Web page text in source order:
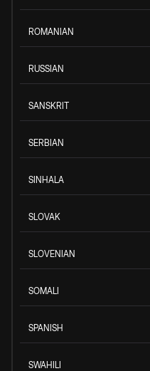
ROMANIAN
RUSSIAN
SANSKRIT
SERBIAN
SINHALA
SLOVAK
SLOVENIAN
SOMALI
SPANISH
SWAHILI